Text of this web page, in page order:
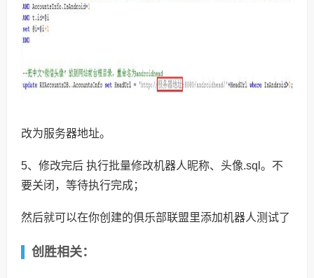
改为服务器地址。
5、修改完后 执行批量修改机器人昵称、头像.sql。不
要关闭，等待执行完成；
然后就可以在你创建的俱乐部联盟里添加机器人测试了
创胜相关：